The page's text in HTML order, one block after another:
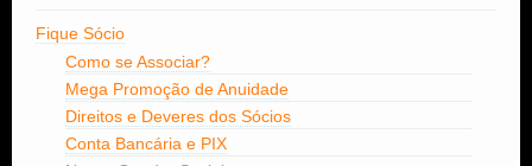
Fique Sócio
Como se Associar?
Mega Promoção de Anuidade
Direitos e Deveres dos Sócios
Conta Bancária e PIX